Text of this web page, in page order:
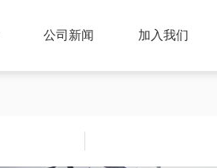
公司新闻 加入我们